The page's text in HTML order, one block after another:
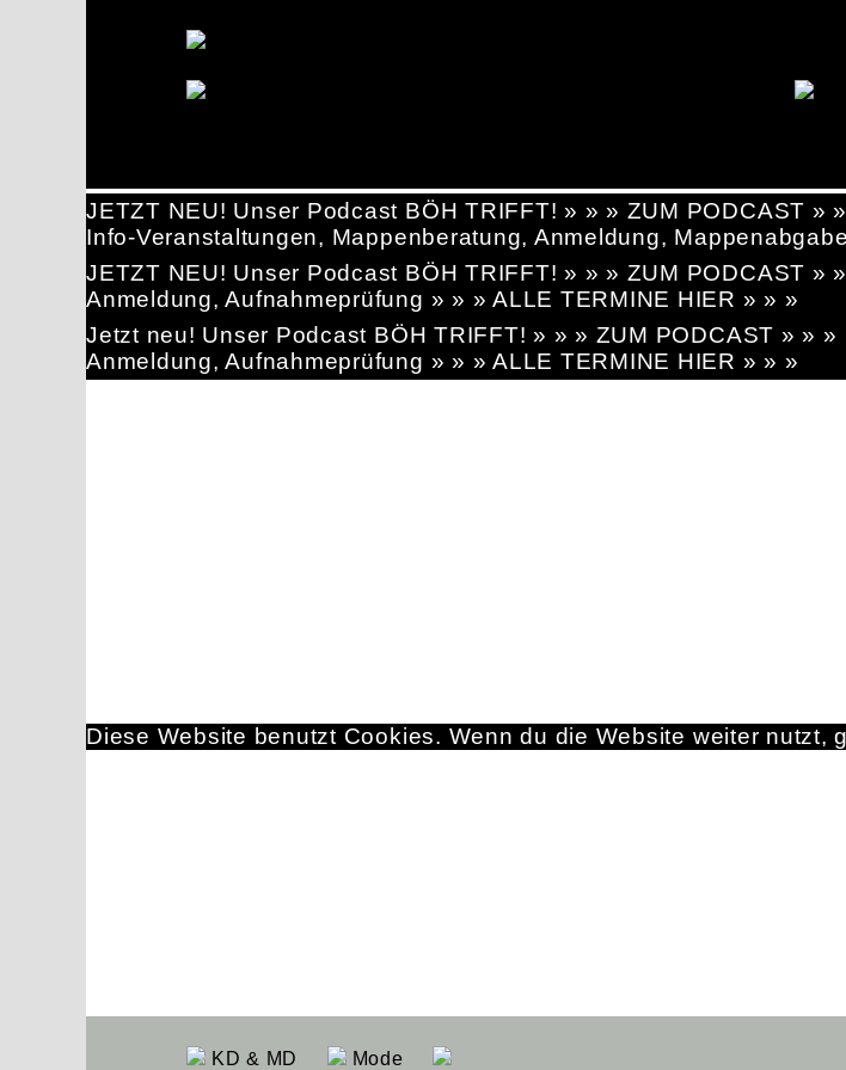
JETZT NEU! Unser Podcast BÖH TRIFFT! » » » ZUM PODCAST »
Info-Veranstaltungen, Mappenberatung, Anmeldung,
JETZT NEU! Unser Podcast BÖH TRIFFT! » » » ZUM PODCAST »
Anmeldung, Aufnahmeprüfung » » » ALLE TERMINE HIER » » »
Jetzt neu! Unser Podcast BÖH TRIFFT! » » » ZUM PODCAST » » »
Anmeldung, Aufnahmeprüfung » » » ALLE TERMINE HIER » » »
KD & MD Mode
Diese Website benutzt Cookies. Wenn du die Website weiter nutzt,